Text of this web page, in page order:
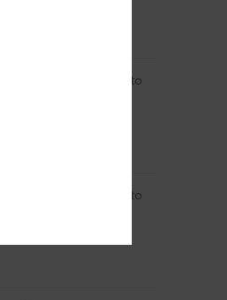
Acquisto verificato
Acquisto verificato